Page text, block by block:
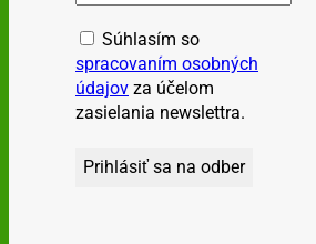
Súhlasím so
spracovaním osobných
údajov za účelom
zasielania newslettra.